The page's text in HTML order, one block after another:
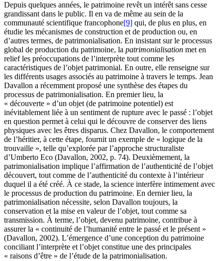
Depuis quelques années, le patrimoine revêt un intérêt sans cesse
grandissant dans le public. Il en va de même au sein de la
communauté scientifique francophone[9] qui, de plus en plus, en
étudie les mécanismes de construction et de production ou, en
d’autres termes, de patrimonialisation. En insistant sur le processus
global de production du patrimoine, la patrimonialisation met en
relief les préoccupations de l’interprète tout comme les
caractéristiques de l’objet patrimonial. En outre, elle renseigne sur
les différents usages associés au patrimoine à travers le temps. Jean
Davallon a récemment proposé une synthèse des étapes du
processus de patrimonialisation. En premier lieu, la
« découverte » d’un objet (de patrimoine potentiel) est
inévitablement liée à un sentiment de rupture avec le passé : l’objet
en question permet à celui qui le découvre de conserver des liens
physiques avec les êtres disparus. Chez Davallon, le comportement
de l’héritier, à cette étape, fournit un exemple de « logique de la
trouvaille », telle qu’explorée par l’approche structuraliste
d’Umberto Eco (Davallon, 2002, p. 74). Deuxièmement, la
patrimonialisation implique l’affirmation de l’authenticité de l’objet
découvert, tout comme de l’authenticité du contexte à l’intérieur
duquel il a été créé. À ce stade, la science interfère intimement avec
le processus de production du patrimoine. En dernier lieu, la
patrimonialisation nécessite, selon Davallon toujours, la
conservation et la mise en valeur de l’objet, tout comme sa
transmission. À terme, l’objet, devenu patrimoine, contribue à
assurer la « continuité de l’humanité entre le passé et le présent »
(Davallon, 2002). L’émergence d’une conception du patrimoine
conciliant l’interprète et l’objet constitue une des principales
« raisons d’être » de l’étude de la patrimonialisation.